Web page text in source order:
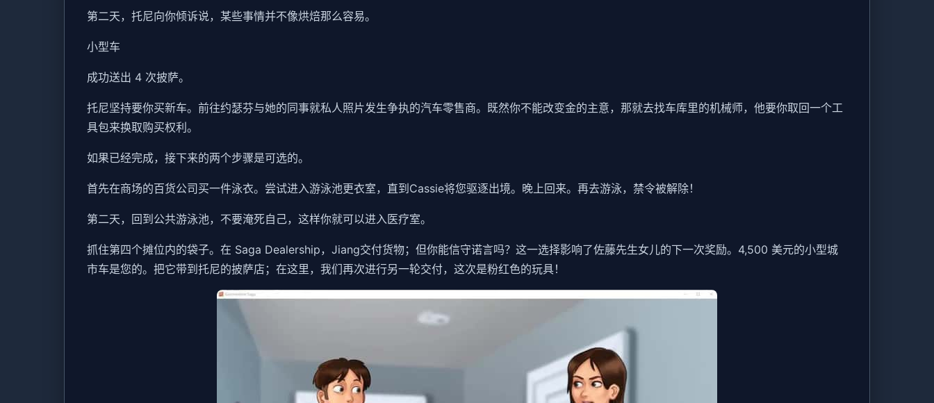
第二天，托尼向你倾诉说，某些事情并不像烘焙那么容易。
小型车
成功送出 4 次披萨。
托尼坚持要你买新车。前往约瑟芬与她的同事就私人照片发生争执的汽车零售商。既然你不能改变金的主意，那就去找车库里的机械师，他要你取回一个工
具包来换取购买权利。
如果已经完成，接下来的两个步骤是可选的。
首先在商场的百货公司买一件泳衣。尝试进入游泳池更衣室，直到Cassie将您驱逐出境。晚上回来。再去游泳，禁令被解除！
第二天，回到公共游泳池，不要淹死自己，这样你就可以进入医疗室。
抓住第四个摊位内的袋子。在 Saga Dealership，Jiang交付货物；但你能信守诺言吗？这一选择影响了佐藤先生女儿的下一次奖励。4,500 美元的小型城
市车是您的。把它带到托尼的披萨店；在这里，我们再次进行另一轮交付，这次是粉红色的玩具！